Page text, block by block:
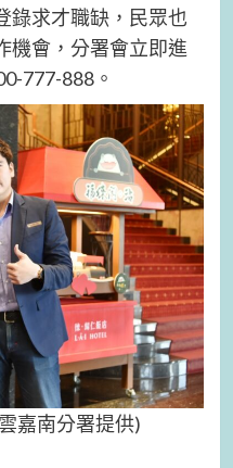
錄求才職缺，民眾也
機會，分署會立即進
777-888。
嘉南分署提供)